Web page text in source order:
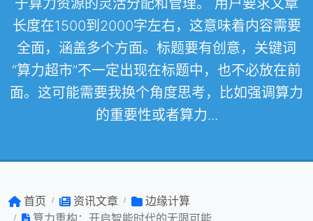
于算力资源的灵活分配和管理。 用户要求文章
长度在1500到2000字左右，这意味着内容需要
全面，涵盖多个方面。标题要有创意，关键词
“算力超市”不一定出现在标题中，也不必放在前
面。这可能需要我换个角度思考，比如强调算力
的重要性或者算力...
首页 资讯文章
边缘计算